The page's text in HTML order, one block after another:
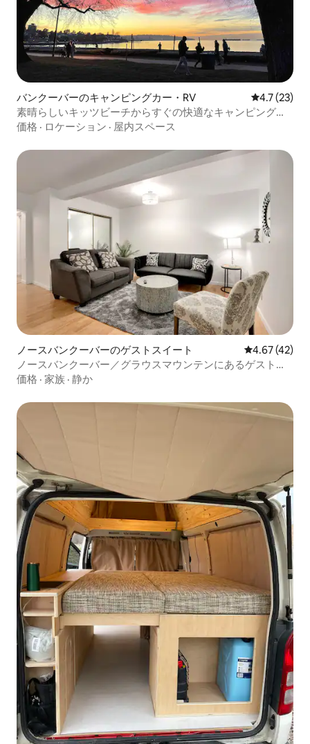
バンクーバーのキャンピングカー・RV レビュー23
4.7 (23)
素晴らしいキッツビーチからすぐの快適なキャンピングカ
ー
価格 · ロケーション · 屋内スペース
ノースバンクーバーのゲストスイート レビュー42
4.67 (42)
ノースバンクーバー／グラウスマウンテンにあるゲストス
イート
価格 · 家族 · 静か